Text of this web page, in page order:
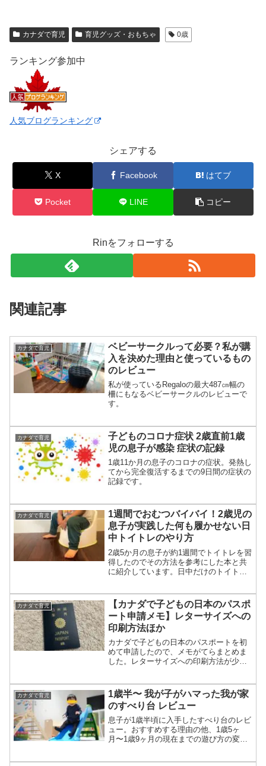
カナダで育児 育児グッズ・おもちゃ 0歳
ランキング参加中
人気ブログランキング
シェアする
X Facebook はてブ
Pocket LINE コピー
Rinをフォローする
関連記事
カナダで育児
ベビーサークルって必要？私が購
入を決めた理由と使っているもの
のレビュー
私が使っているRegaloの最大487㎝幅の
柵にもなるベビーサークルのレビューで
す。
カナダで育児
子どものコロナ症状 2歳直前1歳
児の息子が感染 症状の記録
1歳11か月の息子のコロナの症状。発熱し
てから完全復活するまでの9日間の症状の
記録です。
カナダで育児
1週間でおむつバイバイ！2歳児の
息子が実践した何も履かせない日
中トイトレのやり方
2歳5か月の息子が約1週間でトイトレを習
得したのでその方法を参考にした本と共
に紹介しています。日中だけのトイトレ
時間くらいまでの眠りならほぼ漏らさな
くなりました。気になる方はチェック。
カナダで育児
【カナダで子どもの日本のパスポ
ート申請メモ】レターサイズへの
印刷方法ほか
カナダで子どもの日本のパスポートを初
めて申請したので、メモがてらまとめま
した。レターサイズへの印刷方法が少し
カナダで育児
1歳半〜 我が子がハマった我が家
のすべり台 レビュー
息子が1歳半頃に入手したすべり台のレビ
ュー。おすすめする理由の他、1歳5ヶ
月〜1歳9ヶ月の現在までの遊び方の変化